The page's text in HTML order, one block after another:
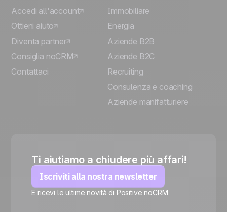
🍪
Accedi all'account
Ottieni aiuto
Diventa partner
Consiglia noCRM
Contattaci
Immobiliare
Energia
Aziende B2B
Aziende B2C
Recruiting
Consulenza e coaching
Aziende manifatturiere
Ti aiutiamo a chiudere più affari!
Iscriviti alla nostra newsletter
E ricevi le ultime novità di Positive noCRM